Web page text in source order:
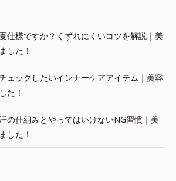
仕様ですか？くずれにくいコツを解説｜美
した！
ェックしたいインナーケアアイテム｜美容
た！
の仕組みとやってはいけないNG習慣｜美
した！